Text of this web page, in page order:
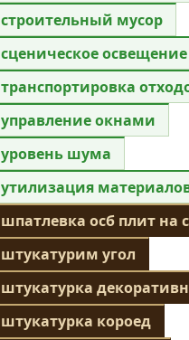
строительный мусор
сценическое освещение
транспортировка
управление окнами
уровень шума
утилизация
шпатлевка осб плит на
штукатурим угол
штукатурка
штукатурка короед